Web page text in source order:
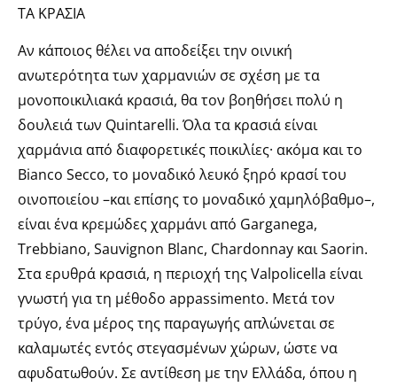
ΤΑ ΚΡΑΣΙΑ
Αν κάποιος θέλει να αποδείξει την οινική
ανωτερότητα των χαρμανιών σε σχέση με τα
μονοποικιλιακά κρασιά, θα τον βοηθήσει πολύ η
δουλειά των Quintarelli. Όλα τα κρασιά είναι
χαρμάνια από διαφορετικές ποικιλίες· ακόμα και το
Bianco Secco, το μοναδικό λευκό ξηρό κρασί του
οινοποιείου –και επίσης το μοναδικό χαμηλόβαθμο–,
είναι ένα κρεμώδες χαρμάνι από Garganega,
Trebbiano, Sauvignon Blanc, Chardonnay και Saorin.
Στα ερυθρά κρασιά, η περιοχή της Valpolicella είναι
γνωστή για τη μέθοδο appassimento. Μετά τον
τρύγο, ένα μέρος της παραγωγής απλώνεται σε
καλαμωτές εντός στεγασμένων χώρων, ώστε να
αφυδατωθούν. Σε αντίθεση με την Ελλάδα, όπου η